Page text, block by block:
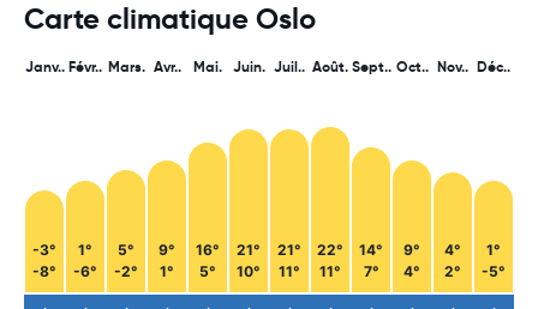
Carte climatique Oslo
Janv..
-3°
-8°
Févr..
1°
-6°
Mars.
5°
-2°
Avr..
9°
1°
Mai.
16°
5°
Juin.
21°
10°
Juil..
21°
11°
Août.
22°
11°
Sept..
14°
7°
Oct..
9°
4°
Nov..
4°
2°
Déc..
1°
-5°